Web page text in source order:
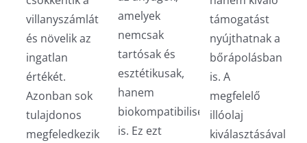
villanyszámlát
és növelik az
ingatlan
értékét.
Azonban sok
tulajdonos
megfeledkezik
amelyek
nemcsak
tartósak és
esztétikusak,
hanem
biokompatibilisek
is. Ez ezt
támogatást
nyújthatnak a
bőrápolásban
is. A
megfelelő
illóolaj
kiválasztásával